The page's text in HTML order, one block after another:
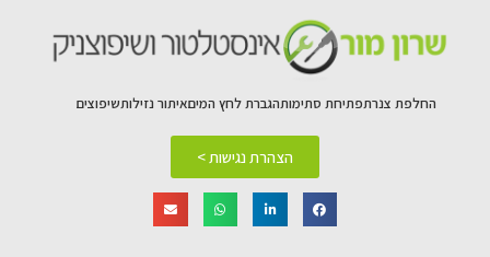
החלפת צנרתפתיחת סתימותהגברת לחץ המיםאיתור נזילותשיפוצים
הצהרת נגישות >